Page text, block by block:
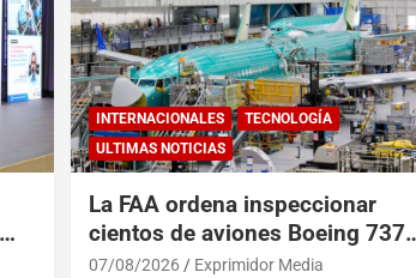
INTERNACIONALES
TECNOLOGÍA
ULTIMAS NOTICIAS
La FAA ordena inspeccionar
cientos de aviones Boeing 737
Max por posibles grietas
07/08/2026 Exprimidor Media